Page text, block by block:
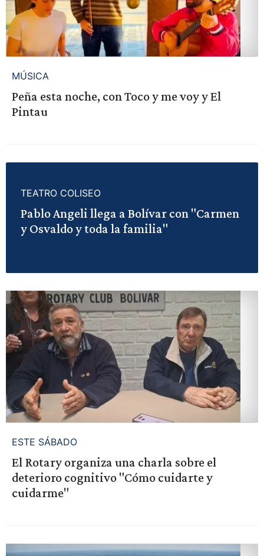
MÚSICA
Peña esta noche, con Toco y me voy y El
Pintau
TEATRO COLISEO
Pablo Angeli llega a Bolívar con "Carmen
y Osvaldo y toda la familia"
ESTE SÁBADO
El Rotary organiza una charla sobre el
deterioro cognitivo "Cómo cuidarte y
cuidarme"